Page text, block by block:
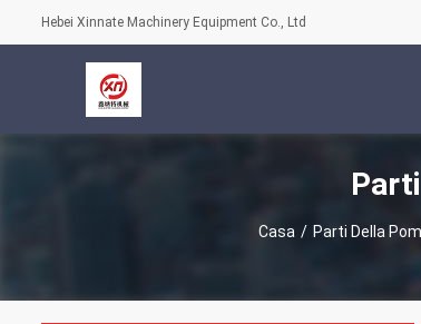
Hebei Xinnate Machinery Equipment Co., Ltd
Casa / Parti Della